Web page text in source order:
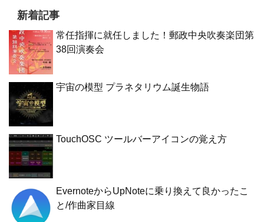
新着記事
常任指揮に就任しました！郵政中央吹奏楽団第
38回演奏会
宇宙の模型 プラネタリウム誕生物語
TouchOSC ツールバーアイコンの覚え方
EvernoteからUpNoteに乗り換えて良かったこ
と/作曲家目線